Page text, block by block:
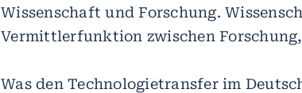
Wissenschaft und Forschung.
Vermittlerfunktion zwischen
Was den Technologietransfer im